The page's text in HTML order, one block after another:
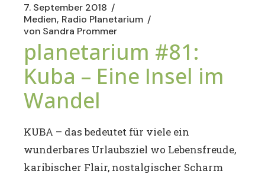
7. September 2018
Medien Radio Planetarium
von Sandra Prommer
planetarium #81:
Kuba – Eine Insel im
Wandel
KUBA – das bedeutet für viele ein
wunderbares Urlaubsziel wo Lebensfreude,
karibischer Flair, nostalgischer Scharm